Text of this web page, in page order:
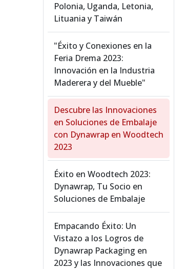
Polonia, Uganda, Letonia,
Lituania y Taiwán
"Éxito y Conexiones en la
Feria Drema 2023:
Innovación en la Industria
Maderera y del Mueble"
Descubre las Innovaciones
en Soluciones de Embalaje
con Dynawrap en Woodtech
2023
Éxito en Woodtech 2023:
Dynawrap, Tu Socio en
Soluciones de Embalaje
Empacando Éxito: Un
Vistazo a los Logros de
Dynawrap Packaging en
2023 y las Innovaciones que